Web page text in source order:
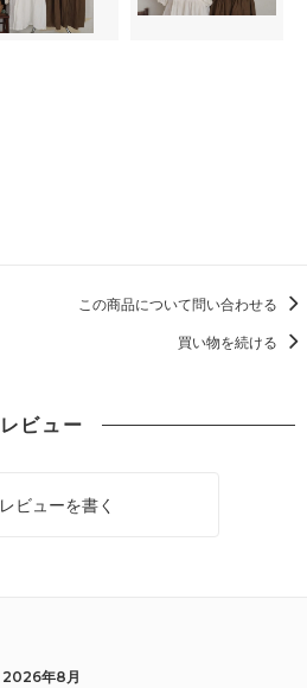
この商品について問い合わせる
買い物を続ける
レビュー
レビューを書く
2026年8月